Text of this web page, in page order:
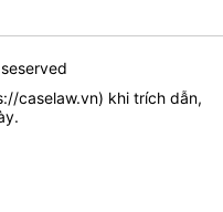
caselaw.vn) khi trích dẫn,